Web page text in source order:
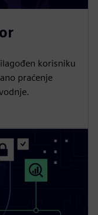
korisniku
praćenje